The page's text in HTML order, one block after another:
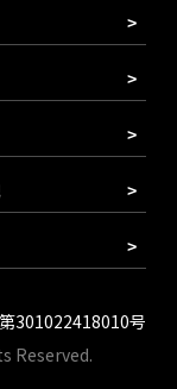
301022418010号
Reserved.